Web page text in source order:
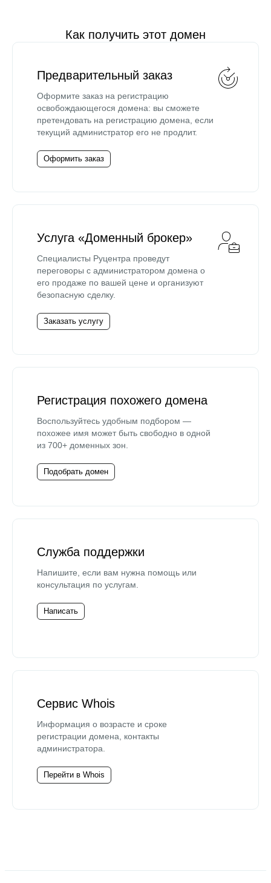
Как получить этот домен
Предварительный заказ
Оформите заказ на регистрацию
освобождающегося домена: вы сможете
претендовать на регистрацию домена, если
текущий администратор его не продлит.
Оформить заказ
Услуга «Доменный брокер»
Специалисты Руцентра проведут
переговоры с администратором домена о
его продаже по вашей цене и организуют
безопасную сделку.
Заказать услугу
Регистрация похожего домена
Воспользуйтесь удобным подбором —
похожее имя может быть свободно в одной
из 700+ доменных зон.
Подобрать домен
Служба поддержки
Напишите, если вам нужна помощь или
консультация по услугам.
Написать
Сервис Whois
Информация о возрасте и сроке
регистрации домена, контакты
администратора.
Перейти в Whois